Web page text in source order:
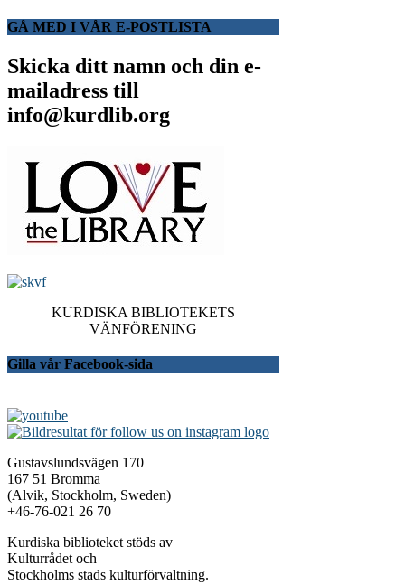
GÅ MED I VÅR E-POSTLISTA
Skicka ditt namn och din e-
mailadress till
info@kurdlib.org
KURDISKA BIBLIOTEKETS
VÄNFÖRENING
Gilla vår Facebook-sida
Gustavslundsvägen 170
167 51 Bromma
(Alvik, Stockholm, Sweden)
+46-76-021 26 70
Kurdiska biblioteket stöds av
Kulturrådet och
Stockholms stads kulturförvaltning.